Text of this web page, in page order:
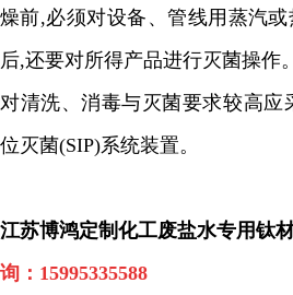
燥前,必须对设备、管线用蒸汽
后,还要对所得产品进行灭菌操作。
对清洗、消毒与灭菌要求较高应
位灭菌(SIP)系统装置。
江苏博鸿定制化工废盐水专用钛
询： 15995335588